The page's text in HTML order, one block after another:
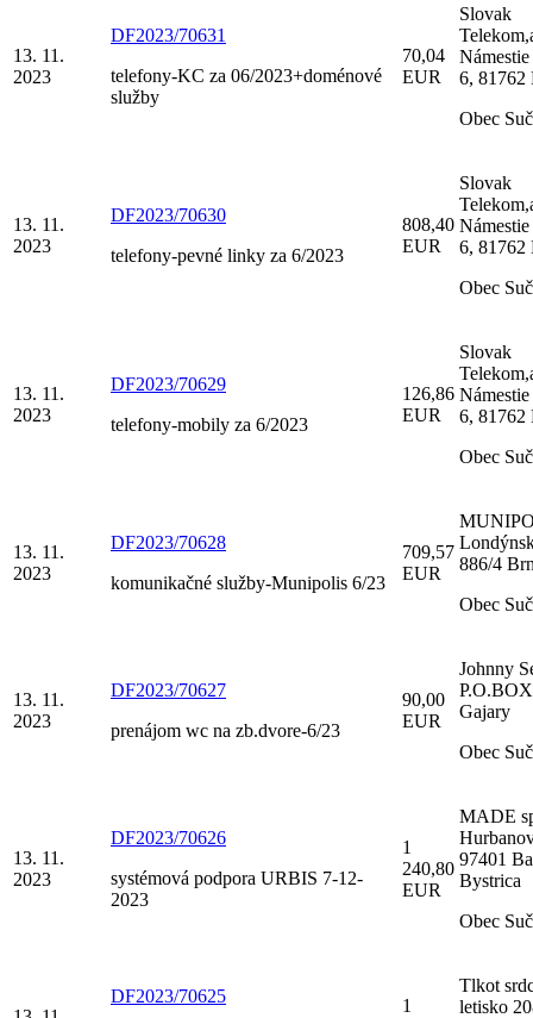
13. 11.
2023
DF2023/70631
telefony-KC za 06/2023+doménové
služby
70,04
EUR
Slovak
6, 81762
Obec
13. 11.
2023
DF2023/70630
telefony-pevné linky za 6/2023
808,40
EUR
Slovak
6, 81762
Obec
13. 11.
2023
DF2023/70629
telefony-mobily za 6/2023
126,86
EUR
Slovak
6, 81762
Obec
13. 11.
2023
DF2023/70628
komunikačné služby-Munipolis 6/23
709,57
EUR
886/4
Obec
13. 11.
2023
DF2023/70627
prenájom wc na zb.dvore-6/23
90,00
EUR
Johnny
Gajary
Obec
13. 11.
2023
DF2023/70626
systémová podpora URBIS 7-12-
2023
1
240,80
EUR
MADE
97401
Bystrica
Obec
DF2023/70625
1
Tlkot
letisko